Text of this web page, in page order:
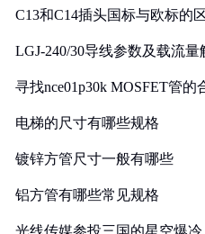
C13和C14插头国标与欧标的
LGJ-240/30导线参数及载流量
寻找nce01p30k MOSFET管的
电梯的尺寸有哪些规格
镀锌方管尺寸一般有哪些
铝方管有哪些常见规格
光线传媒参投三国的星空爆冷